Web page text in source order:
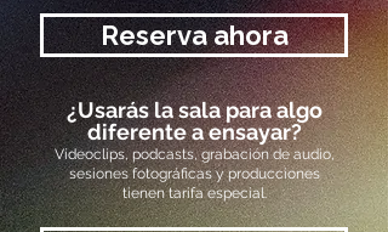
Reserva ahora
¿Usarás la sala para algo
diferente a ensayar?
Videoclips, podcasts, grabación de audio,
sesiones fotográficas y producciones
tienen tarifa especial.